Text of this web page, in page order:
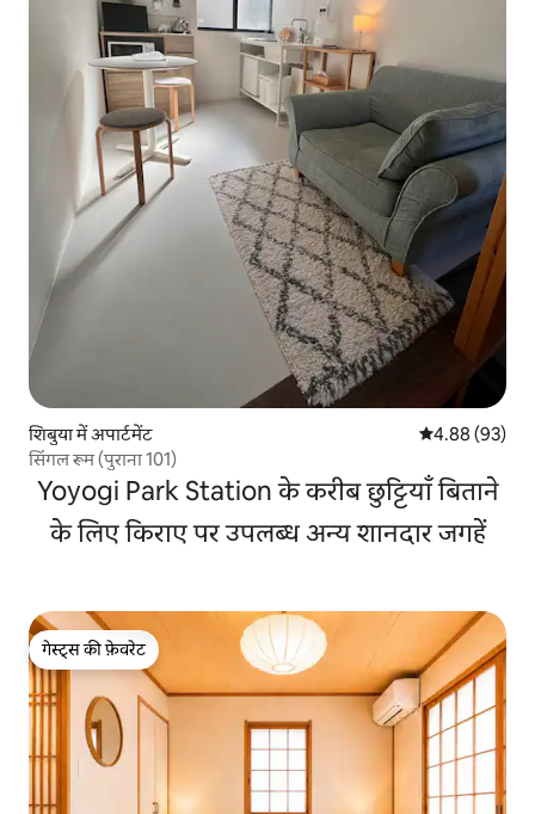
शिबुया में अपार्टमेंट औसत रेटिंग 5 में
4.88 (93)
सिंगल रूम (पुराना 101)
Yoyogi Park Station के करीब छुट्टियाँ बिताने
के लिए किराए पर उपलब्ध अन्य शानदार जगहें
गेस्ट्स की फ़ेवरेट
गेस्ट्स की फ़ेवरेट